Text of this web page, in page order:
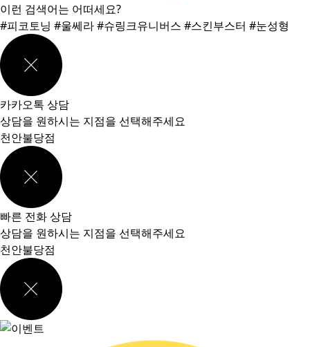
이런 검색어는 어떠세요?
#피코토닝 #울쎄라#슈링크유니버스 #스킨부스터 #눈성형
카카오톡 상담
상담을 원하시는 지점을 선택해주세요
천안불당점
빠른 전화 상담
상담을 원하시는 지점을 선택해주세요
천안불당점